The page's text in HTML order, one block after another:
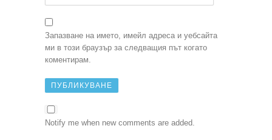
Запазване на името, имейл адреса и уебсайта
ми в този браузър за следващия път когато
коментирам.
Notify me when new comments are added.